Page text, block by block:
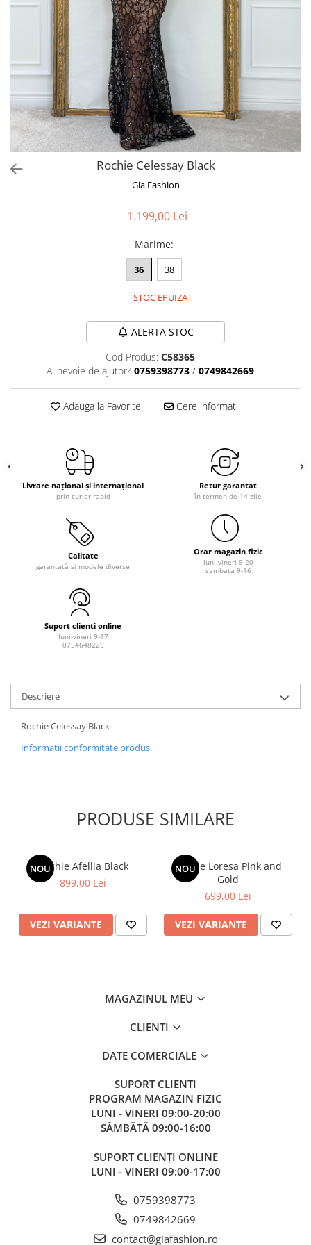
Pantaloni
Blanuri
Paltoane
Sacouri
Tricouri
Traditional
Rochie Celessay Black
Gia Fashion
1.199,00 Lei
Marime:
36 38
STOC EPUIZAT
ALERTA STOC
Cod Produs: C58365
Ai nevoie de ajutor? 0759398773 / 0749842669
Adauga la Favorite Cere informatii
Livrare național și internațional
prin curier rapid
Retur garantat
în termen de 14 zile
Calitate
garantată și modele diverse
Orar magazin fizic
luni-vineri 9-20
sambata 9-16
Suport clienti online
luni-vineri 9-17
0754648229
Descriere
Rochie Celessay Black
Informatii conformitate produs
PRODUSE SIMILARE
NOU
Rochie Afellia Black
899,00 Lei
VEZI VARIANTE
NOU
Rochie Loresa Pink and
Gold
699,00 Lei
VEZI VARIANTE
MAGAZINUL MEU
CLIENTI
DATE COMERCIALE
SUPORT CLIENTI
PROGRAM MAGAZIN FIZIC
LUNI - VINERI 09:00-20:00
SÂMBĂTĂ 09:00-16:00
SUPORT CLIENȚI ONLINE
LUNI - VINERI 09:00-17:00
0759398773
0749842669
contact@giafashion.ro